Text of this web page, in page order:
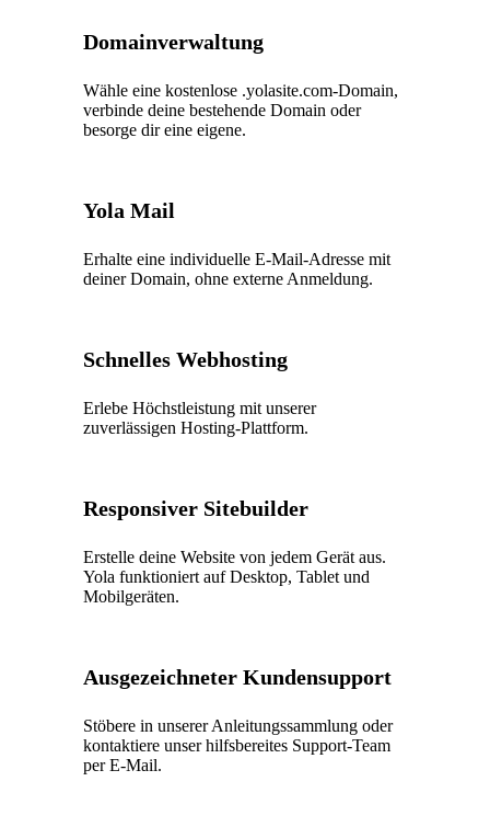
Domainverwaltung
Wähle eine kostenlose .yolasite.com-Domain,
verbinde deine bestehende Domain oder
besorge dir eine eigene.
Yola Mail
Erhalte eine individuelle E-Mail-Adresse mit
deiner Domain, ohne externe Anmeldung.
Schnelles Webhosting
Erlebe Höchstleistung mit unserer
zuverlässigen Hosting-Plattform.
Responsiver Sitebuilder
Erstelle deine Website von jedem Gerät aus.
Yola funktioniert auf Desktop, Tablet und
Mobilgeräten.
Ausgezeichneter Kundensupport
Stöbere in unserer Anleitungssammlung oder
kontaktiere unser hilfsbereites Support-Team
per E-Mail.